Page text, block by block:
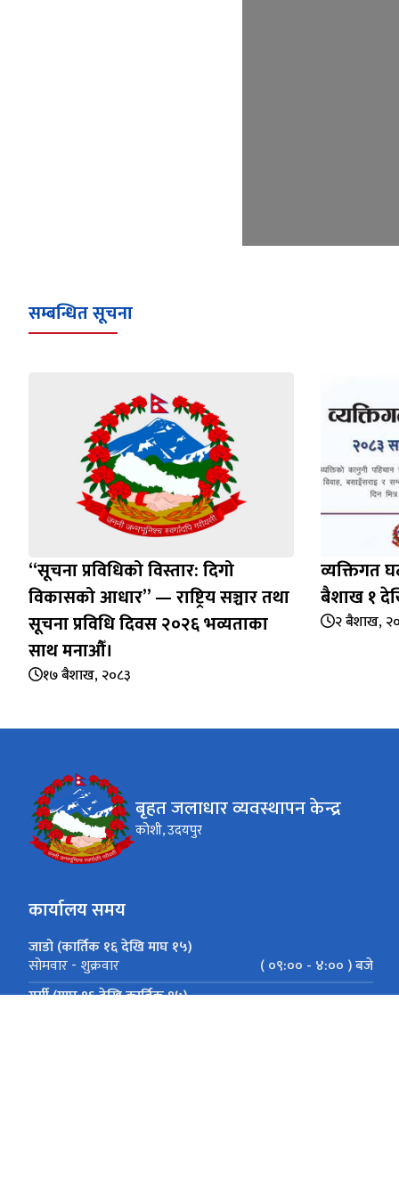
सम्बन्धित सूचना
“सूचना प्रविधिको विस्तार: दिगो
विकासको आधार” — राष्ट्रिय सञ्चार तथा
सूचना प्रविधि दिवस २०२६ भव्यताका
साथ मनाऔँ।
१७ बैशाख, २०८३
व्यक्तिगत
बैशाख १
२ बैशाख,
बृहत जलाधार व्यवस्थापन केन्द्र
कोशी, उदयपुर
कार्यालय समय
जाडो (कार्तिक १६ देखि माघ १५)
सोमवार - शुक्रवार
( ०९:०० - ४:०० ) बजे
गर्मी (माघ १६ देखि कार्तिक १५)